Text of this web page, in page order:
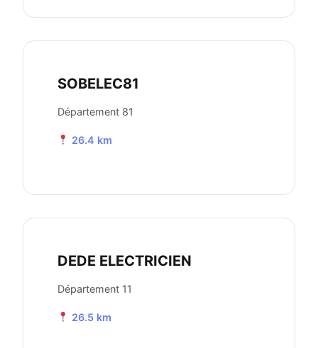
SOBELEC81
Département 81
26.4 km
DEDE ELECTRICIEN
Département 11
26.5 km